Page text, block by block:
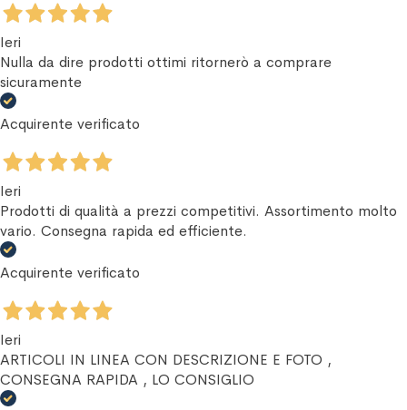
Ieri
Nulla da dire prodotti ottimi ritornerò a comprare
sicuramente
Acquirente verificato
Ieri
Prodotti di qualità a prezzi competitivi. Assortimento molto
vario. Consegna rapida ed efficiente.
Acquirente verificato
Ieri
ARTICOLI IN LINEA CON DESCRIZIONE E FOTO ,
CONSEGNA RAPIDA , LO CONSIGLIO